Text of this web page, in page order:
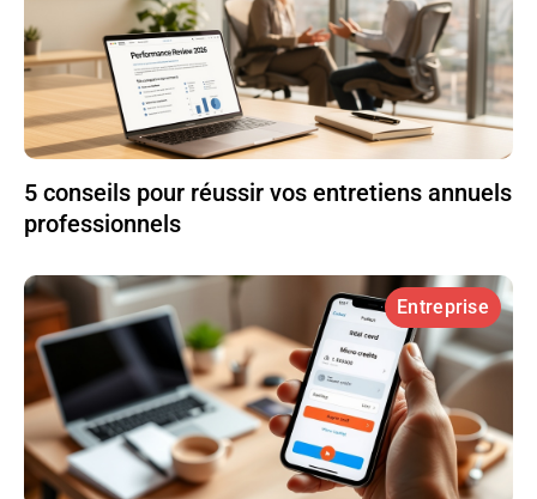
5 conseils pour réussir vos entretiens annuels
professionnels
Entreprise